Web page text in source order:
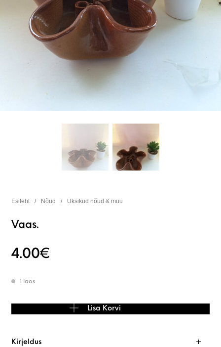
Esileht / Nõud / Üksikud nõud & muu
Vaas.
4.00€
1 laos
Lisa Korvi
Kirjeldus